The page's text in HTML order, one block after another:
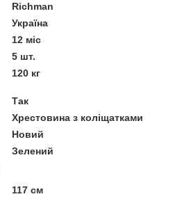
Richman
Україна
12 міс
5 шт.
120 кг
Так
Хрестовина з коліщатками
Новий
Зелений
117 см